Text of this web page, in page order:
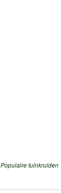
Populaire tuinkruiden